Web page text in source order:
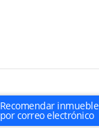
Recomendar inmueble
por correo electrónico